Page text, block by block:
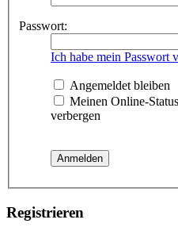
Passwort:
Ich habe mein Passwort
Angemeldet bleiben
Meinen Online-
verbergen
Registrieren